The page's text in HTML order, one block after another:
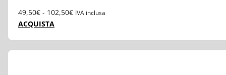
49,50€ - 102,50€Fascia
da
IVA inclusa
ACQUISTA